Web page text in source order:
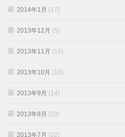
2014年1月 (17)
2013年12月 (5)
2013年11月 (14)
2013年10月 (10)
2013年9月 (14)
2013年8月 (23)
2013年7月 (22)